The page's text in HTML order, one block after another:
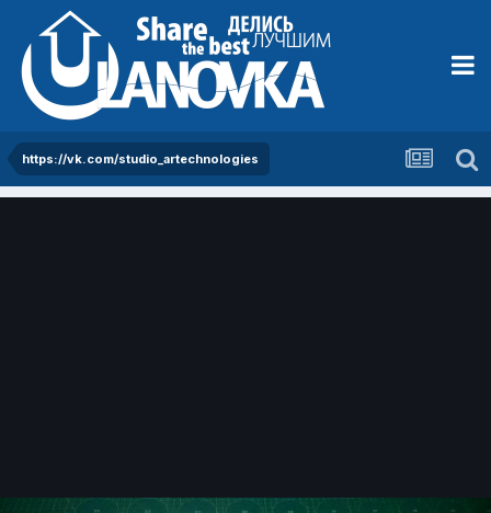
https://vk.com/studio_artechnologies